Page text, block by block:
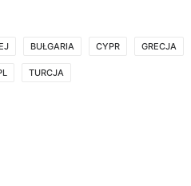
BUŁGARIA CYPR GRECJA
TURCJA